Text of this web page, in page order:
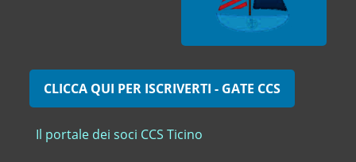
CLICCA QUI PER ISCRIVERTI - GATE CCS
Il portale dei soci CCS Ticino